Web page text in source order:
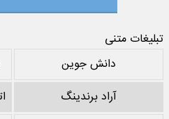
تبلیغات متنی
دانش جوین
آراد برندینگ